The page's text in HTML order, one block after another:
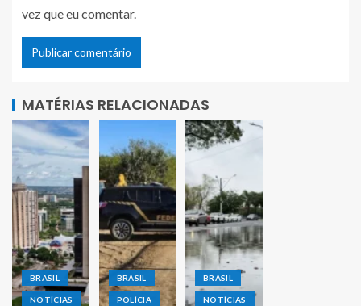
vez que eu comentar.
MATÉRIAS RELACIONADAS
BRASIL
NOTÍCIAS
BRASIL
POLÍCIA
BRASIL
NOTÍCIAS